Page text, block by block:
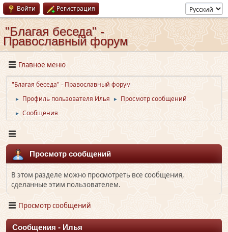
Войти Регистрация
"Благая беседа" -
Православный форум
Главное меню
"Благая беседа" - Православный форум
► Профиль пользователя Илья ► Просмотр сообщений
► Сообщения
Просмотр сообщений
В этом разделе можно просмотреть все сообщения,
сделанные этим пользователем.
Просмотр сообщений
Сообщения - Илья